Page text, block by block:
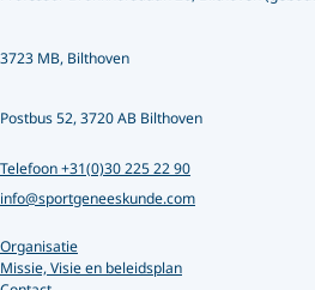
Organisatie
Missie, Visie en beleidsplan
3723 MB, Bilthoven
Postbus 52, 3720 AB Bilthoven
Telefoon +31(0)30 225 22 90
info@sportgeneeskunde.com